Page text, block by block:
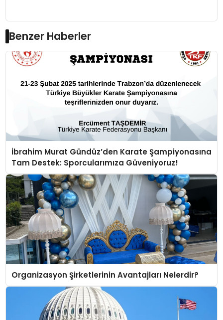
Benzer Haberler
İbrahim Murat Gündüz’den Karate Şampiyonasına
Tam Destek: Sporcularımıza Güveniyoruz!
Organizasyon Şirketlerinin Avantajları Nelerdir?